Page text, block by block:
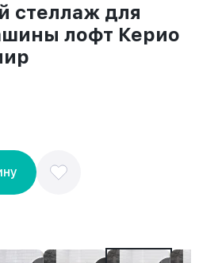
стеллаж для
лофт Керио